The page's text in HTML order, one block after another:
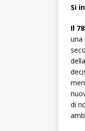
Si
Il
una
di